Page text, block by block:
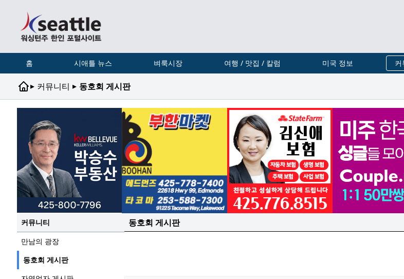
홈 시애틀 뉴스 벼룩시장 여행 / 맛집 / 칼럼 미국 정보 커
▸ 커뮤니티 ▸ 동호회 게시판
커뮤니티
만남의 광장
동호회 게시판
동호회 게시판